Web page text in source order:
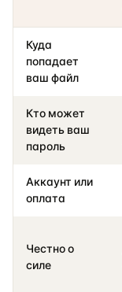
Куда
попадает
ваш файл
Кто может
видеть ваш
пароль
Аккаунт или
оплата
Честно о
силе